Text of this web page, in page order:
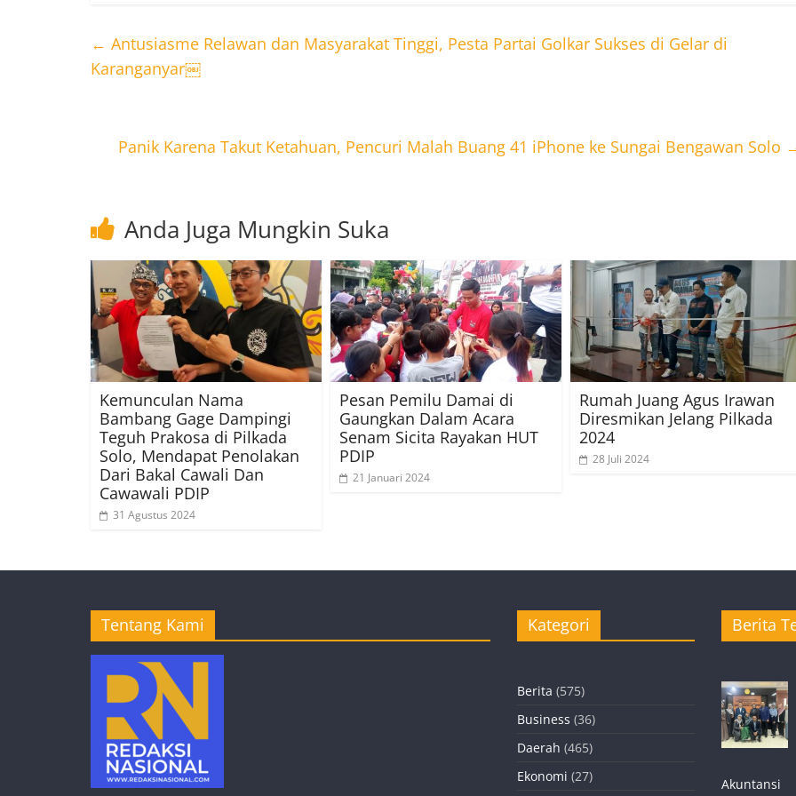
← Antusiasme Relawan dan Masyarakat Tinggi, Pesta Partai Golkar Sukses di Gelar di
Karanganyar￼
Panik Karena Takut Ketahuan, Pencuri Malah Buang 41 iPhone ke Sungai Bengawan Solo
Anda Juga Mungkin Suka
Kemunculan Nama
Bambang Gage Dampingi
Teguh Prakosa di Pilkada
Solo, Mendapat Penolakan
Dari Bakal Cawali Dan
Cawawali PDIP
31 Agustus 2024
Pesan Pemilu Damai di
Gaungkan Dalam Acara
Senam Sicita Rayakan HUT
PDIP
21 Januari 2024
Rumah Juang Agus Irawan
Diresmikan Jelang Pilkada
2024
28 Juli 2024
Tentang Kami Kategori
Berita (575)
Business (36)
Daerah (465)
Ekonomi (27)
Berita
Akuntansi